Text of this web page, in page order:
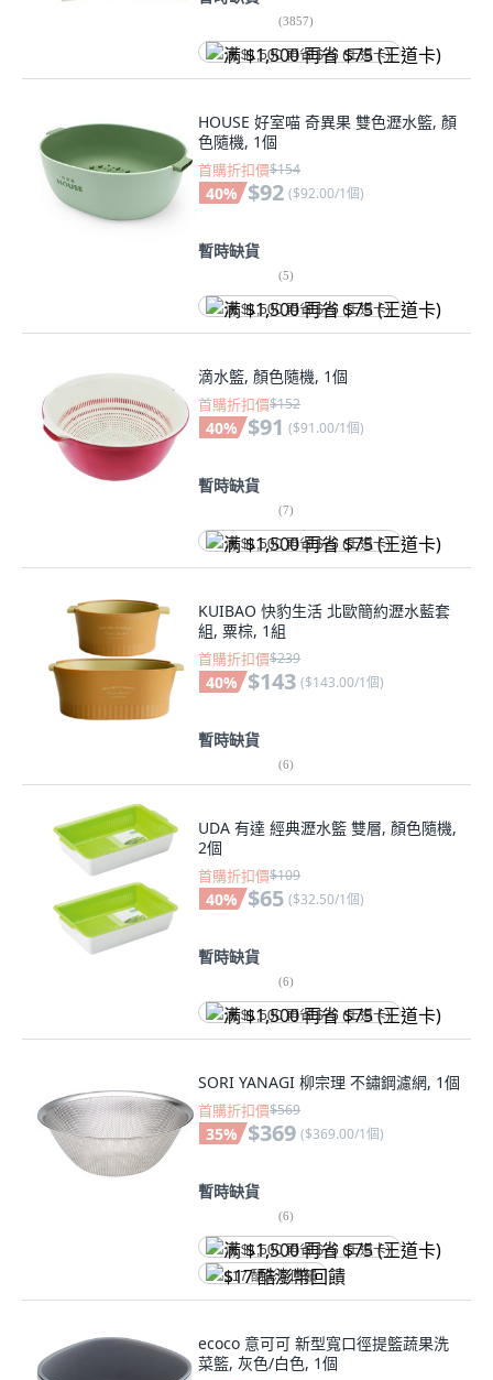
(3857)
满 $1,500 再省 $75 (王道卡)
HOUSE 好室喵 奇異果 雙色瀝水籃, 顏
色隨機, 1個
首購折扣價$154
40% $92 ($92.00/1個)
暫時缺貨
(5)
满 $1,500 再省 $75 (王道卡)
滴水籃, 顏色隨機, 1個
首購折扣價$152
40% $91 ($91.00/1個)
暫時缺貨
(7)
满 $1,500 再省 $75 (王道卡)
KUIBAO 快豹生活 北歐簡約瀝水藍套
組, 粟棕, 1組
首購折扣價$239
40% $143 ($143.00/1個)
暫時缺貨
(6)
UDA 有達 經典瀝水籃 雙層, 顏色隨機,
2個
首購折扣價$109
40% $65 ($32.50/1個)
暫時缺貨
(6)
满 $1,500 再省 $75 (王道卡)
SORI YANAGI 柳宗理 不鏽鋼濾網, 1個
首購折扣價$569
35% $369 ($369.00/1個)
暫時缺貨
(6)
满 $1,500 再省 $75 (王道卡)
$17 酷澎幣回饋
ecoco 意可可 新型寬口徑提籃蔬果洗
菜籃, 灰色/白色, 1個